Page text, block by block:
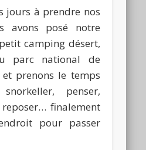
jours à prendre nos
avons posé notre
camping désert,
parc national de
et prenons le temps
penser,
finalement
pour passer